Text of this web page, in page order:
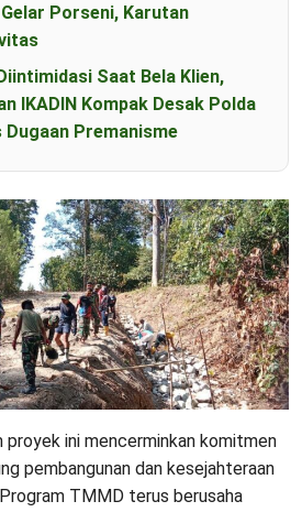
Porseni, Karutan
Saat Bela Klien,
IKADIN Kompak Desak Polda
Dugaan Premanisme
ini mencerminkan komitmen
pembangunan dan kesejahteraan
TMMD terus berusaha